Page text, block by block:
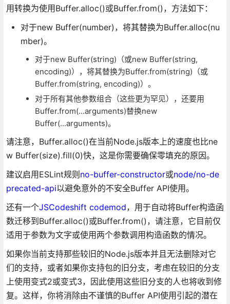
用转换为使用Buffer.alloc()或Buffer.from()，方法如下：
对于new Buffer(number)，将其替换为Buffer.alloc(nu
mber)。
对于new Buffer(string)（或new Buffer(string,
encoding)），将其替换为Buffer.from(string)（或
Buffer.from(string, encoding)）。
对于所有其他参数组合（这些更为罕见），还要用
Buffer.from(...arguments)替换new
Buffer(...arguments)。
请注意，Buffer.alloc()在当前Node.js版本上的速度也比ne
w Buffer(size).fill(0)快，这是你需要确保零​​填充的原因。
建议启用ESLint规则no-buffer-constructor或node/no-de
precated-api以避免意外的不安全Buffer API使用。
还有一个JSCodeshift codemod，用于自动将Buffer构造函
数迁移到Buffer.alloc()或Buffer.from()，请注意，它目前仅
适用于参数为文字或使用两个参数调用构造函数的情况。
如果你当前支持那些较旧的Node.js版本并且无法删除对它
们的支持，或者如果你支持包的旧分支，考虑在较旧的分支
上使用变式2或变式3，因此使用这些旧分支的人也将收到修
复。这样，你将消除由不谨慎的Buffer API使用引起的潜在